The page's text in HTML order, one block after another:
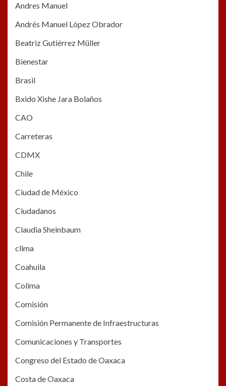
Andres Manuel
Andrés Manuel López Obrador
Beatriz Gutiérrez Müller
Bienestar
Brasil
Bxido Xishe Jara Bolaños
CAO
Carreteras
CDMX
Chile
Ciudad de México
Ciudadanos
Claudia Sheinbaum
clima
Coahuila
Colima
Comisión
Comisión Permanente de Infraestructuras
Comunicaciones y Transportes
Congreso del Estado de Oaxaca
Costa de Oaxaca